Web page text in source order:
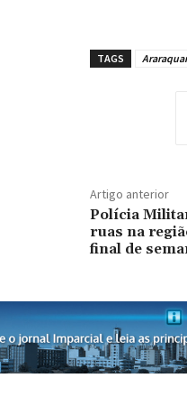
TAGS
Artigo anterior
Polícia
ruas na
final de